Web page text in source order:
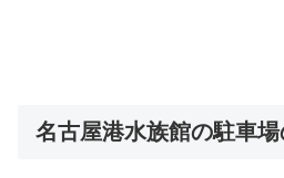
名古屋港水族館の駐車場